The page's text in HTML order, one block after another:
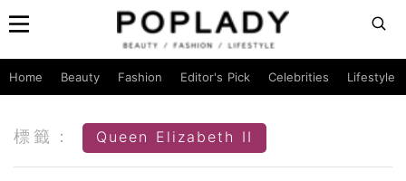
Home Beauty Fashion Editor's Pick Celebrities Lifestyle
標籤： Queen Elizabeth II